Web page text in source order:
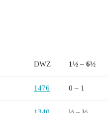
DWZ 1½ – 6½
1476 0 – 1